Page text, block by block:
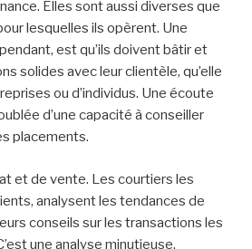
une profession exaltante, gorgée
financiers? C’est celle de
Épris d’adrénaline, attiré par
la communication? Ce métier
qu’est-ce que c’est? Un
vous? Permettez-moi de
agent de change est un maître